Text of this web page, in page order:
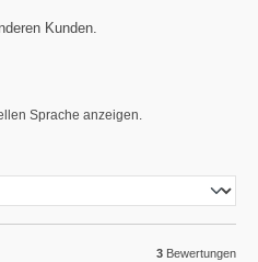
Kunden.
Sprache anzeigen.
3 Bewertungen